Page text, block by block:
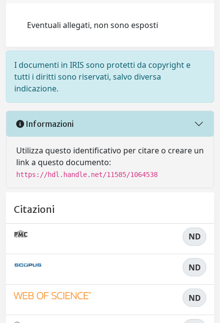
Eventuali allegati, non sono esposti
I documenti in IRIS sono protetti da copyright e
tutti i diritti sono riservati, salvo diversa
indicazione.
Informazioni
Utilizza questo identificativo per citare o creare un
link a questo documento:
https://hdl.handle.net/11585/1064538
Citazioni
ND
ND
ND